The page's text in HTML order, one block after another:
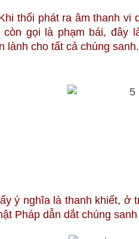
thổi phát ra âm thanh vi
còn gọi là phạm bái, đây
lành cho tất cả chúng sanh.
ý nghĩa là thanh khiết, ở
Pháp dẫn dắt chúng